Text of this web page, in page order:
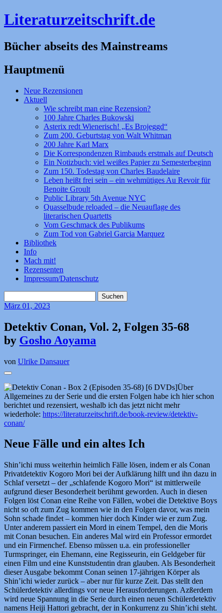
Literaturzeitschrift.de
Bücher abseits des Mainstreams
Hauptmenü
Zum
Inhalt
Neue Rezensionen
Aktuell
Wie schreibt man eine Rezension?
100 Jahre Charles Bukowski
Asterix redt Wienerisch! „Es Brojeggd“
Zum 200. Geburtstag von Walt Whitman
200 Jahre Karl Marx
Die Korrespondenzen Rimbauds erstmals auf Deutsch
Ein Notizbuch: viel weißes Papier zu Semesterbeginn
Zum 150. Todestag von Charles Baudelaire
Leben heißt frei sein – ein wehmütiges Au Revoir für
Benoite Groult
Public Library 5th Avenue NYC
Quasselbude reloaded – die Neuauflage des
literarischen Quartetts
Vom Geschmack des Publikums
Zum Tod von Gabriel Garcia Marquez
Bibliothek
Info
Mach mit!
Rezensenten
Impressum/Datenschutz
nach:
März 01, 2023
Detektiv Conan, Vol. 2, Folgen 35-68
by Gosho Aoyama
von Ulrike Dansauer
Über
Allgemeines zu der Serie und die ersten Folgen habe ich hier schon
berichtet und rezensiert, weshalb ich das jetzt nicht mehr
wiederhole: https://literaturzeitschrift.de/book-review/detektiv-
conan/
Neue Fälle und ein altes Ich
Shin’ichi muss weiterhin heimlich Fälle lösen, indem er als Conan
Privatdetektiv Kogoro Mori bei der Aufklärung hilft und ihn dazu in
Schlaf versetzt – der „schlafende Kogoro Mori“ ist mittlerweile
aufgrund dieser Besonderheit berühmt geworden. Auch in diesen
Folgen löst Conan eine Reihe von Fällen, wobei die Detektive Boys
nicht so oft zum Zug kommen wie in den Folgen davor, was mein
Sohn schade findet – kommen hier doch Kinder wie er zum Zug.
Unter anderem passiert ein Mord in einem Tempel, den die Moris
mit Conan besuchen. Ein anderes Mal wird ein Professor ermordet
und ein Firmenchef. Ebenso müssen u.a. ein professioneller
Turmspringer, ein Ehemann, eine Regisseurin, ein Geldgeber für
einen Film und eine Kunststudentin dran glauben. Als Besonderheit
dieser Ausgabe bekommt Conan seinen 17-jährigen Körper als
Shin’ichi wieder zurück – aber nur für kurze Zeit. Das stellt den
Schülerdetektiv allerdings vor neue Herausforderungen. Azßerdem
wird neue Spannung in die Serie durch einen neuen Schülerdetektiv
namens Heiji Hattori gebracht, der in Konkurrenz zu Shin’ichi steht.